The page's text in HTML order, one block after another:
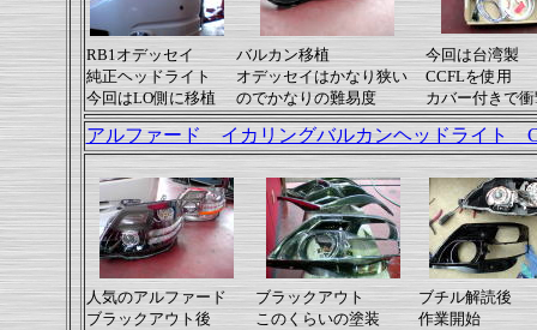
RB1オデッセイ
純正ヘッドライト
今回はLO側に移植
バルカン移植
オデッセイはかなり狭い
のでかなりの難易度
今回は台湾製
CCFLを使用
カバー付きで
アルファード イカリングバルカンヘッドライト
人気のアルファード
ブラックアウト後
ブラックアウト
このくらいの塗装
ブチル解読後
作業開始